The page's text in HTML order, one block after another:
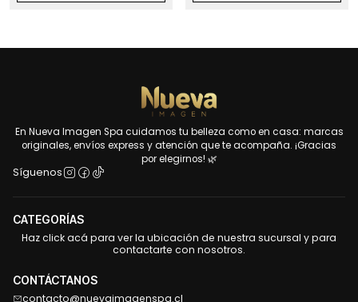
En Nueva Imagen Spa cuidamos tu belleza como en casa: marcas
originales, envíos express y atención que te acompaña. ¡Gracias
por elegirnos! 🌿
Síguenos
CATEGORÍAS
Haz click acá para ver la ubicación de nuestra sucursal y para
contactarte con nosotros.
CONTÁCTANOS
contacto@nuevaimagenspa.cl